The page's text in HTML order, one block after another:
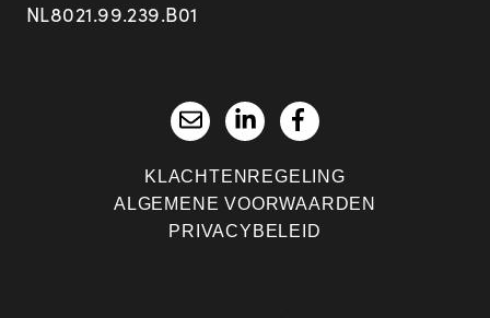
NL8021.99.239.B01
KLACHTENREGELING
ALGEMENE VOORWAARDEN
PRIVACYBELEID